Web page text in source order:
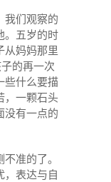
我们观察的
。五岁的时
从妈妈那里
的再一次
些什么要描
，一颗石头
没有一点的
准的了。
，表达与自